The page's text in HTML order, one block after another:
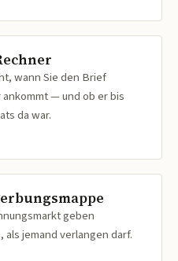
wann Sie den Brief
— und ob er bis
da war.
geben
jemand verlangen darf.